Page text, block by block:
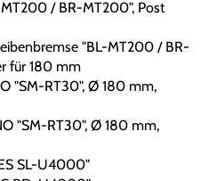
/ BR-MT200", Post
"BL-MT200 / BR-
für 180 mm
"SM-RT30", Ø 180 mm,
"SM-RT30", Ø 180 mm,
SL-U4000"